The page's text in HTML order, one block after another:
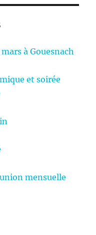
à Gouesnach
et soirée
mensuelle